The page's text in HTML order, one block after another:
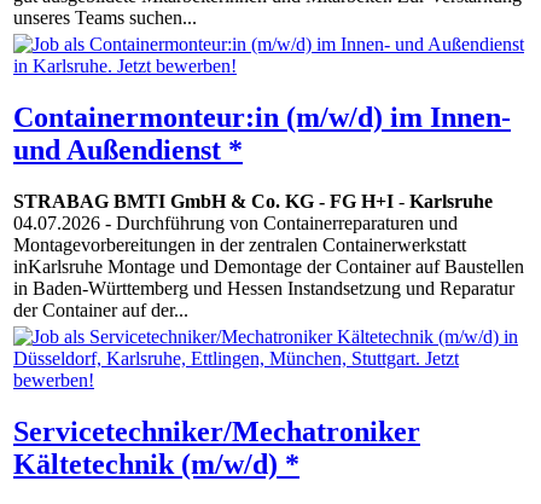
unseres Teams suchen...
Containermonteur:in (m/w/d) im Innen-
und Außendienst *
STRABAG BMTI GmbH & Co. KG - FG H+I - Karlsruhe
04.07.2026 - Durchführung von Containerreparaturen und
Montagevorbereitungen in der zentralen Containerwerkstatt
inKarlsruhe Montage und Demontage der Container auf Baustellen
in Baden-Württemberg und Hessen Instandsetzung und Reparatur
der Container auf der...
Servicetechniker/Mechatroniker
Kältetechnik (m/w/d) *